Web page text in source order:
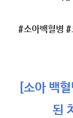
#소아백혈병
[소아 백
된